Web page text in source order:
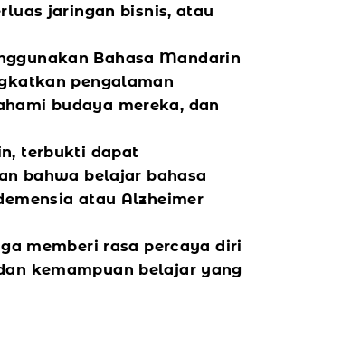
jaringan bisnis, atau
Bahasa Mandarin
pengalaman
budaya mereka, dan
terbukti dapat
bahwa belajar bahasa
atau Alzheimer
memberi rasa percaya diri
kemampuan belajar yang